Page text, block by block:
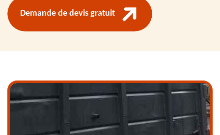
Demande de devis gratuit